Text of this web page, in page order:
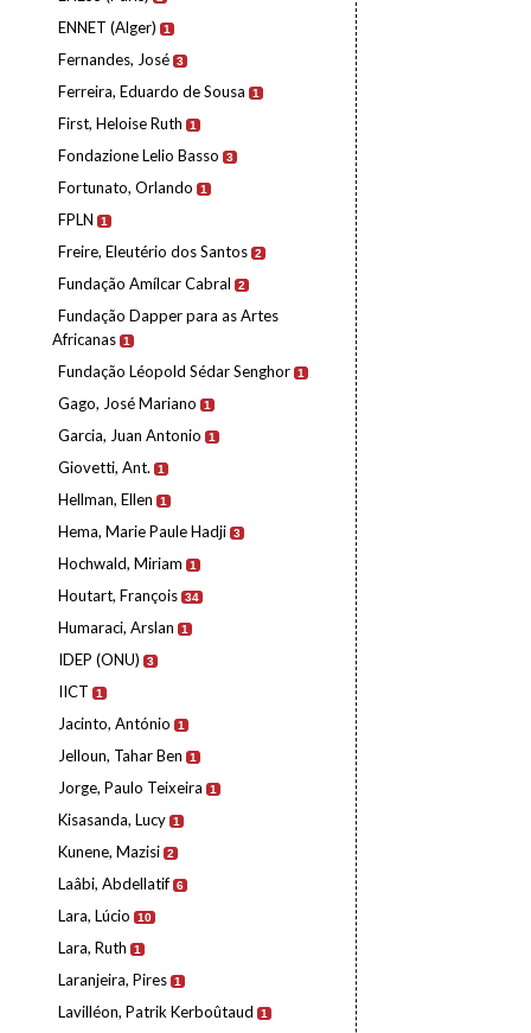
ENNET (Alger) 1
Fernandes, José 3
Ferreira, Eduardo de Sousa 1
First, Heloise Ruth 1
Fondazione Lelio Basso 3
Fortunato, Orlando 1
FPLN 1
Freire, Eleutério dos Santos 2
Fundação Amílcar Cabral 2
Fundação Dapper para as Artes
Africanas 1
Fundação Léopold Sédar Senghor 1
Gago, José Mariano 1
Garcia, Juan Antonio 1
Giovetti, Ant. 1
Hellman, Ellen 1
Hema, Marie Paule Hadji 3
Hochwald, Miriam 1
Houtart, François 34
Humaraci, Arslan 1
IDEP (ONU) 3
IICT 1
Jacinto, António 1
Jelloun, Tahar Ben 1
Jorge, Paulo Teixeira 1
Kisasanda, Lucy 1
Kunene, Mazisi 2
Laâbi, Abdellatif 6
Lara, Lúcio 10
Lara, Ruth 1
Laranjeira, Pires 1
Lavilléon, Patrik Kerboûtaud 1